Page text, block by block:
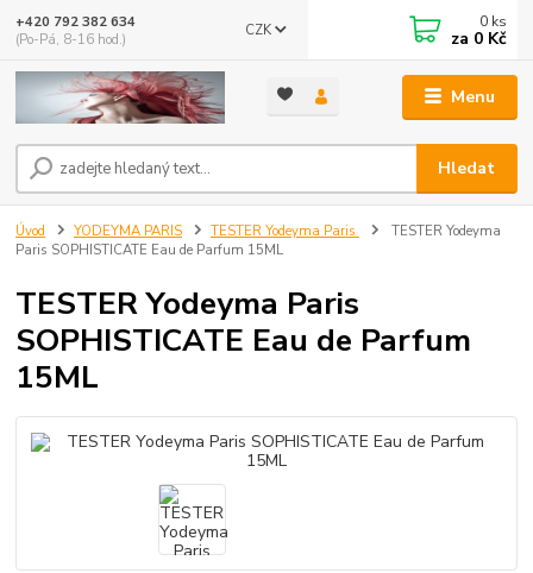
Menu
CZK
Hledat
+420 792 382 634
(Po-Pá, 8-16 hod.)
0 ks
za 0 Kč
Úvod YODEYMA PARIS TESTER Yodeyma Paris
TESTER Yodeyma
Paris SOPHISTICATE Eau de Parfum 15ML
TESTER Yodeyma Paris
SOPHISTICATE Eau de Parfum
15ML